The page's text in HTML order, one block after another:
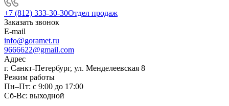
+7 (812) 333-30-30Отдел продаж
Заказать звонок
E-mail
info@goramet.ru
9666622@gmail.com
Адрес
г. Санкт-Петербург, ул. Менделеевская 8
Режим работы
Пн–Пт: с 9:00 до 17:00
Сб-Вс: выходной